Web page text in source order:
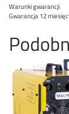
Warunki gwarancji
Gwarancja 12